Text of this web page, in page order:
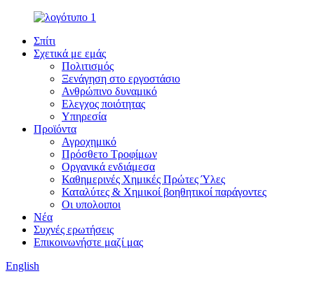
Σπίτι
Σχετικά με εμάς
Πολιτισμός
Ξενάγηση στο εργοστάσιο
Ανθρώπινο δυναμικό
Ελεγχος ποιότητας
Υπηρεσία
Προϊόντα
Αγροχημικό
Πρόσθετο Τροφίμων
Οργανικά ενδιάμεσα
Καθημερινές Χημικές Πρώτες Ύλες
Καταλύτες & Χημικοί βοηθητικοί παράγοντες
Οι υπολοιποι
Νέα
Συχνές ερωτήσεις
Επικοινωνήστε μαζί μας
English